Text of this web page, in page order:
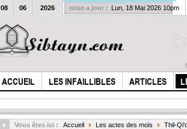
ACCUEIL LES INFAILLIBLES ARTICLES
08 06 2026 mise a jour : Lun, 18 Mai 2026 10pm
Vous êtes ici : Accueil Les actes des mois Thil-